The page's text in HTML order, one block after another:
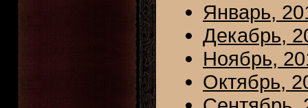
Январь,
Декабрь,
Ноябрь,
Октябрь,